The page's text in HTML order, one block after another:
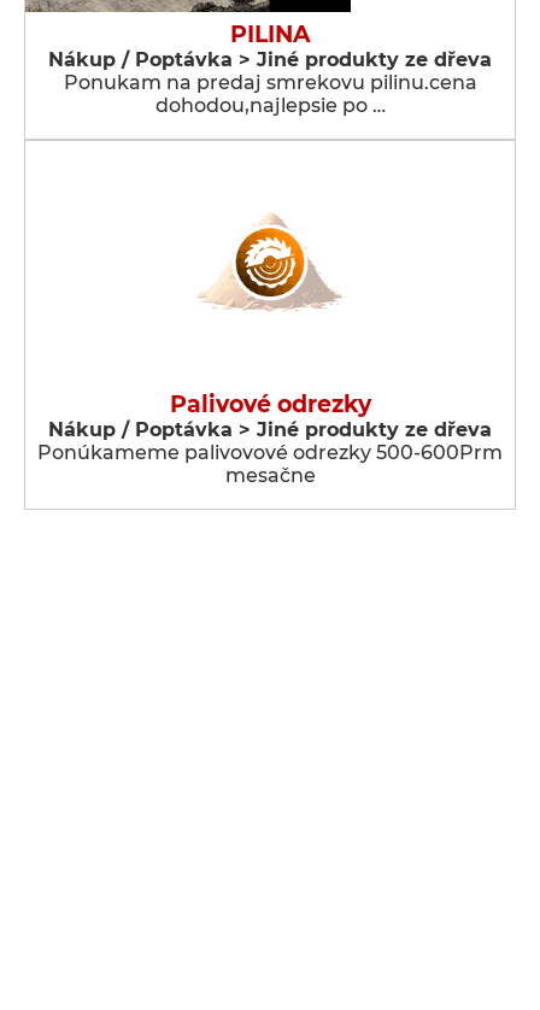
PILINA
Nákup / Poptávka > Jiné produkty ze dřeva
Ponukam na predaj smrekovu pilinu.cena
dohodou,najlepsie po …
Palivové odrezky
Nákup / Poptávka > Jiné produkty ze dřeva
Ponúkameme palivovové odrezky 500-600Prm
mesačne